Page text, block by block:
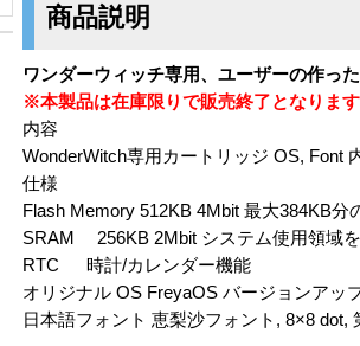
商品説明
ワンダーウィッチ専用、ユーザーの作っ
※本製品は在庫限りで販売終了となります
内容
WonderWitch専用カートリッジ OS,
仕様
Flash Memory 512KB 4Mbit 最大384KB
SRAM 256KB 2Mbit システム使用領域
RTC 時計/カレンダー機能
オリジナル OS FreyaOS バージョンアッ
日本語フォント 恵梨沙フォント, 8×8 dot,